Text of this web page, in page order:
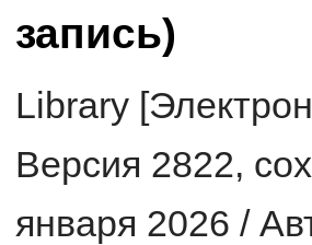
запись)
Library
Версия 2822,
января 2026 /